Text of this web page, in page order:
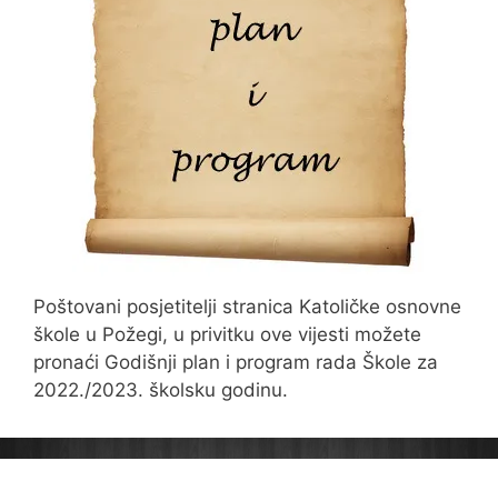
Poštovani posjetitelji stranica Katoličke osnovne
škole u Požegi, u privitku ove vijesti možete
pronaći Godišnji plan i program rada Škole za
2022./2023. školsku godinu.